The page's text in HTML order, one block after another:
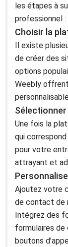
les étapes à
professionnel :
Choisir la
Il existe
de créer des
options
Weebly
Une fois la
qui correspond
pour votre
attrayant et
Ajoutez votre
de contact de
Intégrez des
formulaires de
boutons